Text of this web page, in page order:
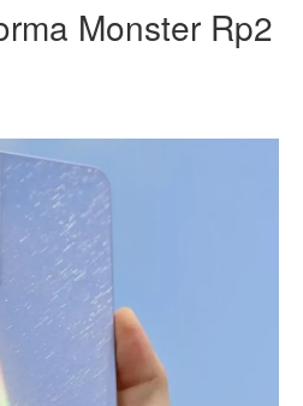
Monster Rp2